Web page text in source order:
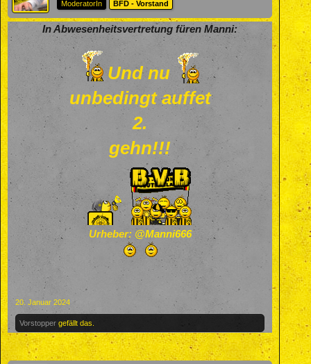
ModeratorIn
BFD - Vorstand
In Abwesenheitsvertretung füren Manni:
Und nu
unbedingt auffet
2.
gehn!!!
Urheber: @Manni666
20. Januar 2024
Vorstopper gefällt das.